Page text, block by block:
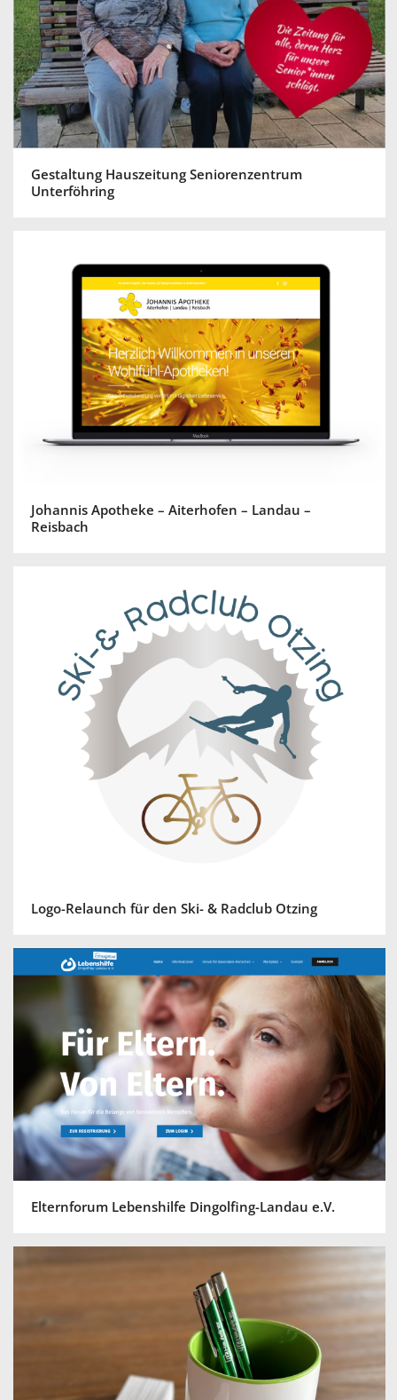
Gestaltung Hauszeitung Seniorenzentrum
Unterföhring
Johannis Apotheke – Aiterhofen – Landau –
Reisbach
Logo-Relaunch für den Ski- & Radclub Otzing
Elternforum Lebenshilfe Dingolfing-Landau e.V.